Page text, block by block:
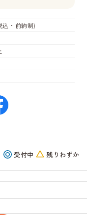
込・前納制)
受付中 残りわずか